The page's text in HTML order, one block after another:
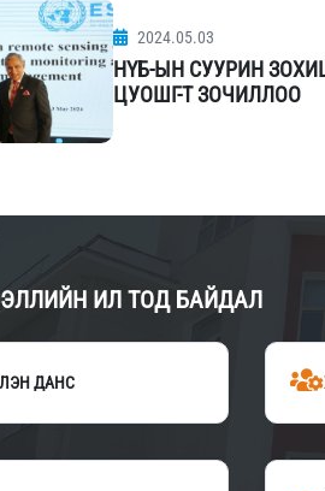
2024.05.03
НҮБ-ЫН СУУРИН
ЦУОШГ-Т ЗОЧИЛЛОО
ИЛ ТОД БАЙДАЛ
ДАНС